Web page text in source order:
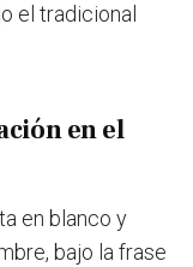
el tradicional
en el
en blanco y
bajo la frase